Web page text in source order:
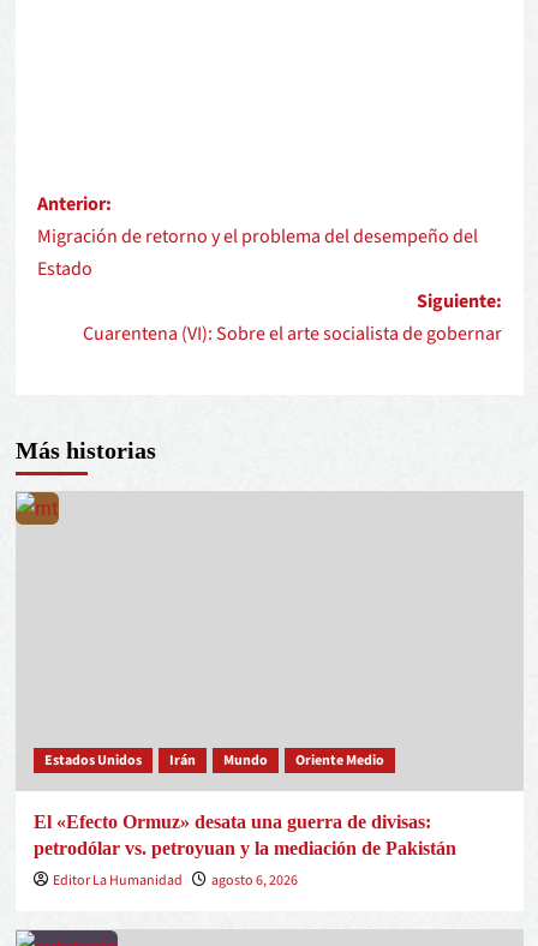
Anterior:
Migración de retorno y el problema del desempeño del
Estado
Siguiente:
Cuarentena (VI): Sobre el arte socialista de gobernar
Más historias
Estados Unidos Irán Mundo Oriente Medio
El «Efecto Ormuz» desata una guerra de divisas:
petrodólar vs. petroyuan y la mediación de Pakistán
Editor La Humanidad
agosto 6, 2026